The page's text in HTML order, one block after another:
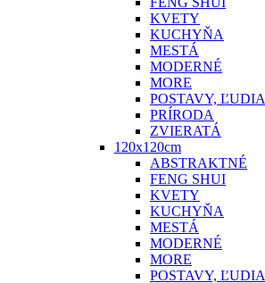
KVETY
KUCHYŇA
MESTÁ
MODERNÉ
MORE
POSTAVY, ĽUDIA
PRÍRODA
ZVIERATÁ
120x120cm
ABSTRAKTNÉ
FENG SHUI
KVETY
KUCHYŇA
MESTÁ
MODERNÉ
MORE
POSTAVY, ĽUDIA